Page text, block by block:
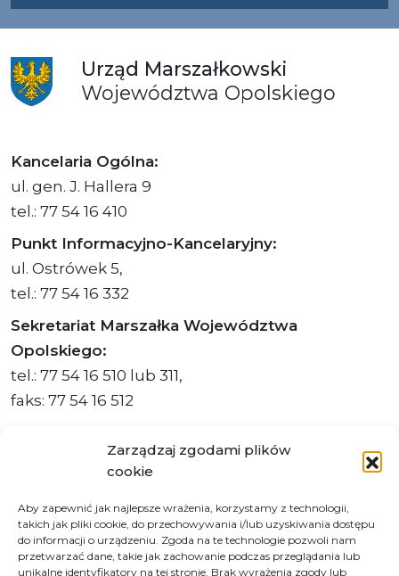
Zarządzaj zgodami plików
cookie
Aby zapewnić jak najlepsze wrażenia, korzystamy z technologii,
takich jak pliki cookie, do przechowywania i/lub uzyskiwania dostępu
do informacji o urządzeniu. Zgoda na te technologie pozwoli nam
przetwarzać dane, takie jak zachowanie podczas przeglądania lub
unikalne identyfikatory na tej stronie. Brak wyrażenia zgody lub
Urząd Marszałkowski
Województwa Opolskiego
Kancelaria Ogólna:
ul. gen. J. Hallera 9
tel.: 77 54 16 410
Punkt Informacyjno-Kancelaryjny:
ul. Ostrówek 5,
tel.: 77 54 16 332
Sekretariat Marszałka Województwa
Opolskiego:
tel.: 77 54 16 510 lub 311,
faks: 77 54 16 512
Adres do e-Doręczeń
Urzędu: AE:PL-66703-73759-IGTUV-14